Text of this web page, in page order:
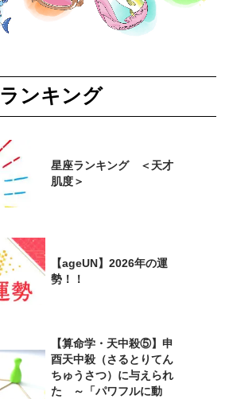
ランキング
星座ランキング ＜天才
肌度＞
【ageUN】2026年の運
勢！！
【算命学・天中殺⑤】申
酉天中殺（さるとりてん
ちゅうさつ）に与えられ
た ～「パワフルに動